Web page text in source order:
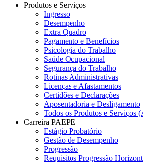
Produtos e Serviços
Ingresso
Desempenho
Extra Quadro
Pagamento e Benefícios
Psicologia do Trabalho
Saúde Ocupacional
Segurança do Trabalho
Rotinas Administrativas
Licenças e Afastamentos
Certidões e Declarações
Aposentadoria e Desligamento
Todos os Produtos e Serviços
Carreira PAEPE
Estágio Probatório
Gestão de Desempenho
Progressão
Requisitos Progressão